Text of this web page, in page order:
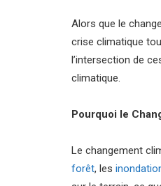
Alors que le
crise climatique
l’intersection de
climatique.
Pourquoi le
Le changement
forêt, les